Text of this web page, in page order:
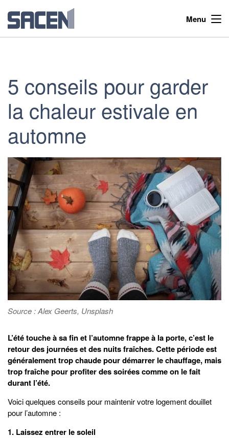
Menu
5 conseils pour garder
la chaleur estivale en
automne
Source : Alex Geerts, Unsplash
L’été touche à sa fin et l’automne frappe à la porte, c’est le
retour des journées et des nuits fraîches. Cette période est
généralement trop chaude pour démarrer le chauffage, mais
trop fraîche pour profiter des soirées comme on le fait
durant l’été.
Voici quelques conseils pour maintenir votre logement douillet
pour l’automne :
1. Laissez entrer le soleil